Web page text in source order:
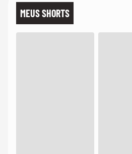
MEUS SHORTS